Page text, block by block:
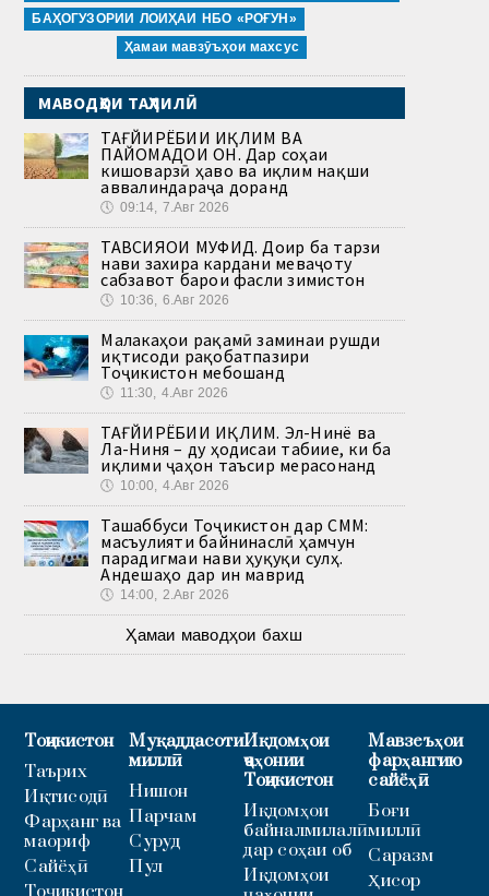
БАҲОГУЗОРИИ ЛОИҲАИ НБО «РОҒУН»
Ҳамаи мавзӯъҳои махсус
МАВОДҲОИ ТАҲЛИЛӢ
ТАҒЙИРЁБИИ ИҚЛИМ ВА
ПАЙОМАДҲОИ ОН. Дар соҳаи
кишоварзӣ ҳаво ва иқлим нақши
аввалиндараҷа доранд
🕔 09:14, 7.Авг 2026
ТАВСИЯҲОИ МУФИД. Доир ба тарзи
нави захира кардани меваҷоту
сабзавот барои фасли зимистон
🕔 10:36, 6.Авг 2026
Малакаҳои рақамӣ заминаи рушди
иқтисоди рақобатпазири
Тоҷикистон мебошанд
🕔 11:30, 4.Авг 2026
ТАҒЙИРЁБИИ ИҚЛИМ. Эл-Нинё ва
Ла-Ниня – ду ҳодисаи табиие, ки ба
иқлими ҷаҳон таъсир мерасонанд
🕔 10:00, 4.Авг 2026
Ташаббуси Тоҷикистон дар СММ:
масъулияти байнинаслӣ ҳамчун
парадигмаи нави ҳуқуқи сулҳ.
Андешаҳо дар ин маврид
🕔 14:00, 2.Авг 2026
Ҳамаи маводҳои бахш
Тоҷикистон
Таърих
Иқтисодӣ
Фарҳанг ва
маориф
Сайёҳӣ
Муқаддасоти
миллӣ
Нишон
Парчам
Суруд
Пул
Иқдомҳои
ҷаҳонии
Тоҷикистон
Иқдомҳои
байналмилалӣ
дар соҳаи об
Иқдомҳои
Мавзеъҳои
фарҳангию
сайёҳӣ
Боғи
миллӣ
Саразм
Ҳисор